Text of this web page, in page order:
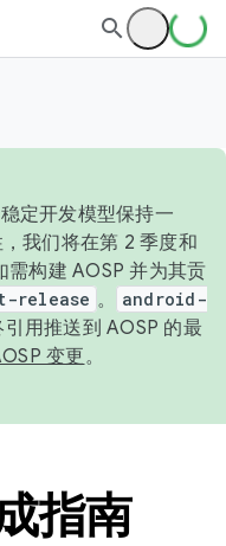
定开发模型保持一
我们将在第 2 季度和
需构建 AOSP 并为其贡
release 。
android-
用推送到 AOSP 的最
变更。
指南